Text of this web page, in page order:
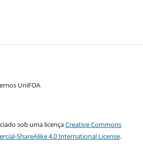
UniFOA
sob uma licençaCreative Commons
ShareAlike 4.0 International License.